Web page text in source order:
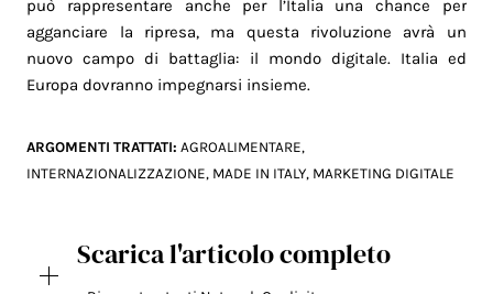
può rappresentare anche per l’Italia una chance per
agganciare la ripresa, ma questa rivoluzione avrà un
nuovo campo di battaglia: il mondo digitale. Italia ed
Europa dovranno impegnarsi insieme.
ARGOMENTI TRATTATI:AGROALIMENTARE,
INTERNAZIONALIZZAZIONE, MADE IN ITALY, MARKETING DIGITALE
Scarica l'articolo completo